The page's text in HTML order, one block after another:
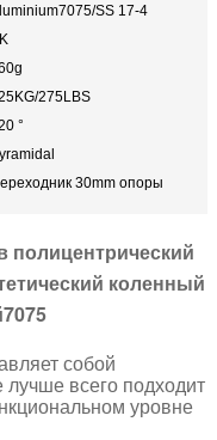
SS 17-4
275LBS
°
30mm опоры
полицентрический
коленный
собой
лучше всего подходит
уровне